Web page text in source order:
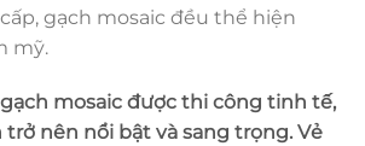
gạch mosaic đều thể hiện
mỹ.
gạch mosaic được thi công tinh tế,
nên nổi bật và sang trọng. Vẻ